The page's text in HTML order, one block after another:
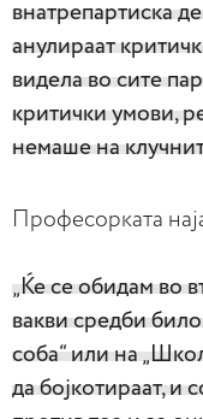
внатрепартиска
анулираат
видела во сите
критички умови,
немаше на
Професорката
„Ќе се обидам во
вакви средби било
соба“ или на
да бојкотираат, и